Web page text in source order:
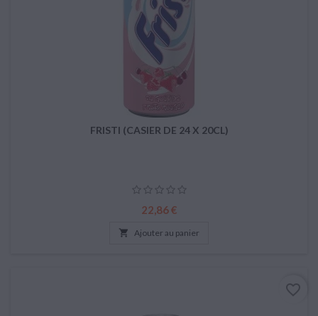
FRISTI (CASIER DE 24 X 20CL)
Prix
22,86 €
 Ajouter au panier
favorite_border